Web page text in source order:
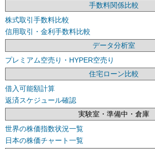
手数料関係比較
株式取引手数料比較
信用取引・金利手数料比較
データ分析室
プレミアム空売り・HYPER空売り
住宅ローン比較
借入可能額計算
返済スケジュール確認
実験室・準備中・倉庫
世界の株価指数状況一覧
日本の株価チャート一覧